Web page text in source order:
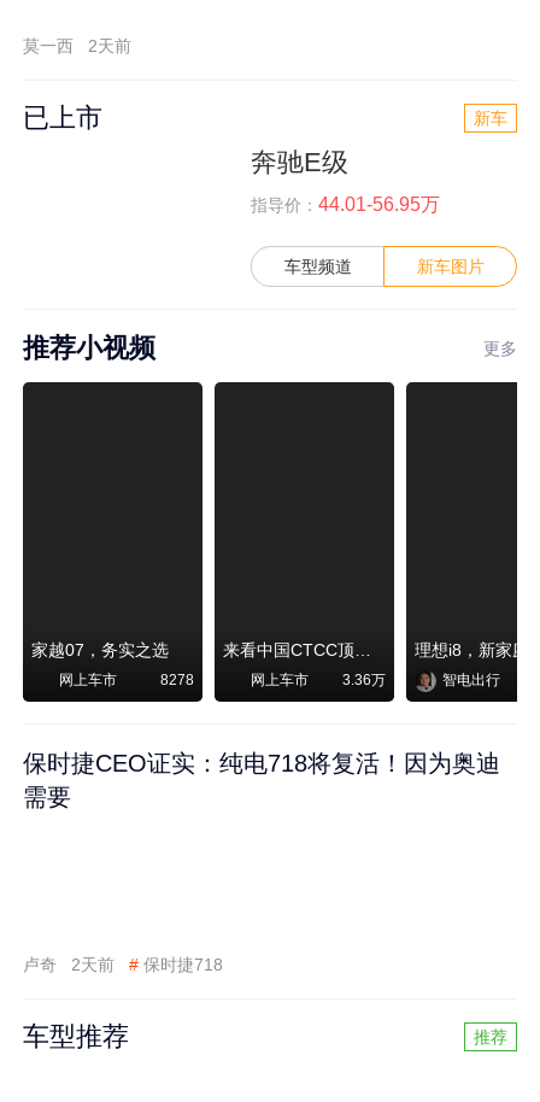
莫一西 2天前
已上市 新车
奔驰E级
指导价： 44.01-56.95万
车型频道 新车图片
推荐小视频 更多
家越07，务实之选
网上车市 8278 网上车市 3.36万 智电出行
保时捷CEO证实：纯电718将复活！因为奥迪
需要
卢奇 2天前 # 保时捷718
车型推荐 推荐